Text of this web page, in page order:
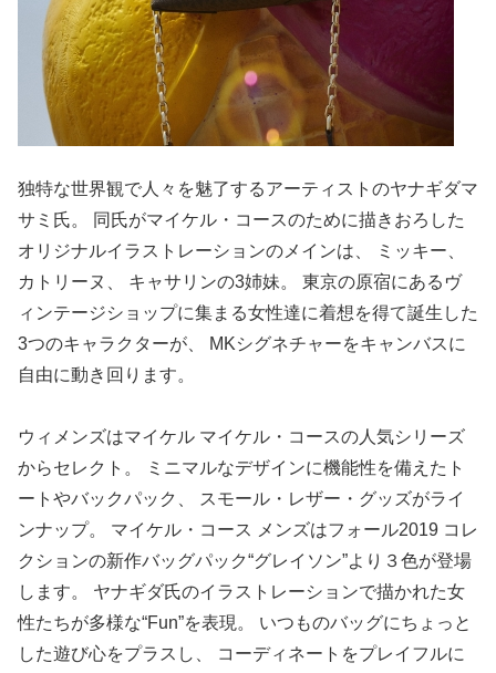
独特な世界観で人々を魅了するアーティストのヤナギダマ
サミ氏。 同氏がマイケル・コースのために描きおろした
オリジナルイラストレーションのメインは、 ミッキー、
カトリーヌ、 キャサリンの3姉妹。 東京の原宿にあるヴ
ィンテージショップに集まる女性達に着想を得て誕生した
3つのキャラクターが、 MKシグネチャーをキャンバスに
自由に動き回ります。
ウィメンズはマイケル マイケル・コースの人気シリーズ
からセレクト。 ミニマルなデザインに機能性を備えたト
ートやバックパック、 スモール・レザー・グッズがライ
ンナップ。 マイケル・コース メンズはフォール2019 コレ
クションの新作バッグパック“グレイソン”より３色が登場
します。 ヤナギダ氏のイラストレーションで描かれた女
性たちが多様な“Fun”を表現。 いつものバッグにちょっと
した遊び心をプラスし、 コーディネートをプレイフルに